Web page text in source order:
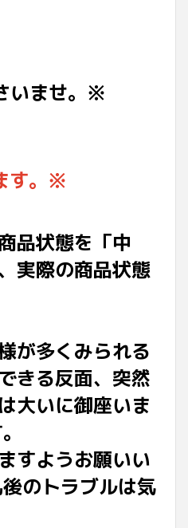
いませ。※
す。※
品状態を「中
実際の商品状態
が多くみられる
きる反面、突然
大いに御座いま
すようお願いい
のトラブルは気